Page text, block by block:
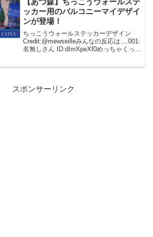
【あつ森】ちっこうウォールステ
ッカー用のバルコニーマイデザイ
ンが登場！
ちっこうウォールステッカーデザイン
Credit:@mewseilleみんなの反応は....001:
名無しさん ID:dImXpeXf0めっちゃくっち
スポンサーリンク